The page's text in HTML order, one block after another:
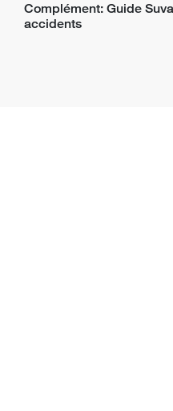
Complément: Guide
accidents